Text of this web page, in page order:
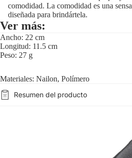
comodidad. La comodidad es una
diseñada para brindártela.
Ver más:
Ancho: 22 cm
Longitud: 11.5 cm
Peso: 27 g
Materiales: Nailon, Polímero
Resumen del producto